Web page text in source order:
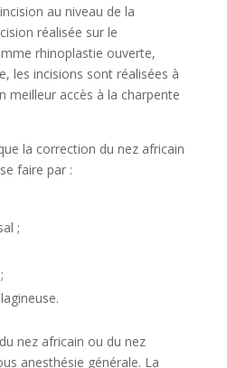
au niveau de la
réalisée sur le
rhinoplastie ouverte,
les incisions sont réalisées à
meilleur accès à la charpente
la correction du nez africain
faire par :
;
nez africain ou du nez
anesthésie générale. La